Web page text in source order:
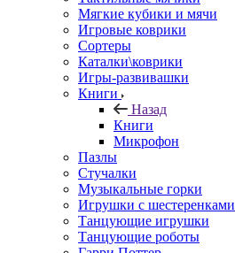
Мягкие кубики и мячи
Игровые коврики
Сортеры
Каталки\коврики
Игры-развивашки
Книги
Назад
Книги
Микрофон
Пазлы
Стучалки
Музыкальные горки
Игрушки с шестеренками
Танцующие игрушки
Танцующие роботы